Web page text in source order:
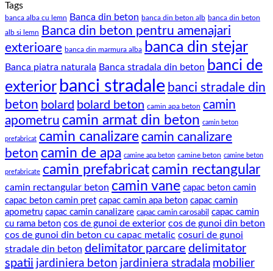
Tags
banca alba cu lemn Banca din beton banca din beton alb banca din beton
alb si lemn
Banca din beton pentru amenajari
exterioare banca din marmura alba banca din stejar
Banca piatra naturala Banca stradala din beton banci de
exterior banci stradale banci stradale din
beton bolard bolard beton camin apa beton camin
apometru camin armat din beton camin beton
prefabricat camin canalizarecamin canalizare
beton camin de apa camine apa beton camine beton camine beton
prefabricate camin prefabricat camin rectangular
camin rectangular beton camin vane capac beton camin
capac beton camin pret capac camin apa beton capac camin
apometru capac camin canalizare capac camin carosabil capac camin
cu rama beton cos de gunoi de exterior cos de gunoi din beton
cos de gunoi din beton cu capac metalic cosuri de gunoi
stradale din beton delimitator parcare delimitator
spatii jardiniera beton jardiniera stradala mobilier